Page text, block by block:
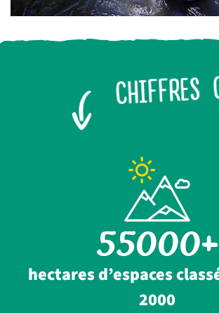
CHIFFRES
55000
hectares d’espaces
2000